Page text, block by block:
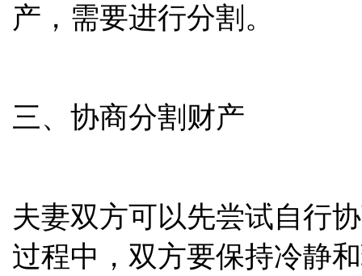
产，需要进行分割。
三、协商分割财产
夫妻双方可以先尝试自行
过程中，双方要保持冷静